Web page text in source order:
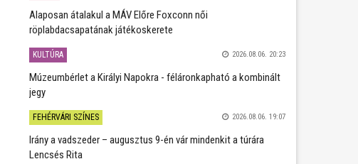
Alaposan átalakul a MÁV Előre Foxconn női
röplabdacsapatának játékoskerete
KULTÚRA 2026.08.06. 20:23
Múzeumbérlet a Királyi Napokra - féláronkapható a kombinált
jegy
FEHÉRVÁRI SZÍNES 2026.08.06. 19:07
Irány a vadszeder – augusztus 9-én vár mindenkit a túrára
Lencsés Rita